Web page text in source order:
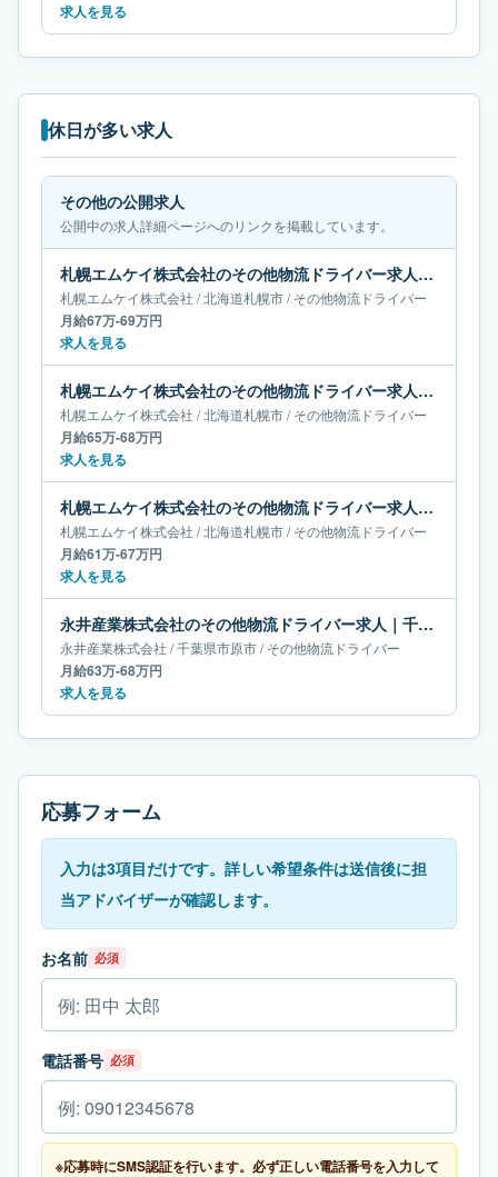
求人を見る
休日が多い求人
その他の公開求人
公開中の求人詳細ページへのリンクを掲載しています。
札幌エムケイ株式会社のその他物流ドライバー求人｜北海道札幌市｜月給67万-69万円
札幌エムケイ株式会社 /北海道札幌市/その他物流ドライバー
月給67万-69万円
求人を見る
札幌エムケイ株式会社のその他物流ドライバー求人｜北海道札幌市｜月給65万-68万円
札幌エムケイ株式会社 /北海道札幌市/その他物流ドライバー
月給65万-68万円
求人を見る
札幌エムケイ株式会社のその他物流ドライバー求人｜北海道札幌市｜月給61万-67万円
札幌エムケイ株式会社 /北海道札幌市/その他物流ドライバー
月給61万-67万円
求人を見る
永井産業株式会社のその他物流ドライバー求人｜千葉県市原市｜月給63万-68万円
永井産業株式会社 /千葉県市原市/その他物流ドライバー
月給63万-68万円
求人を見る
応募フォーム
入力は3項目だけです。詳しい希望条件は送信後に担
当アドバイザーが確認します。
お名前 必須
電話番号 必須
※応募時にSMS認証を行います。必ず正しい電話番号を入力して